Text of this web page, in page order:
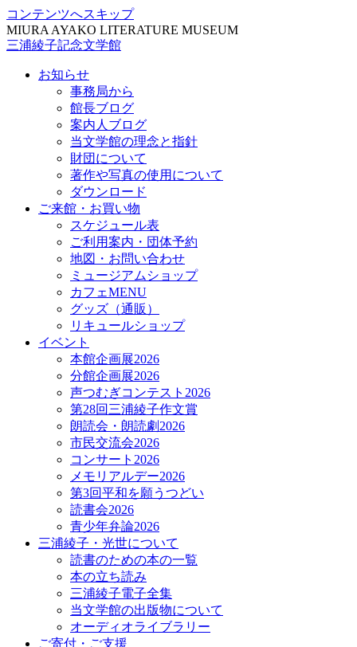
コンテンツへスキップ
MIURA AYAKO LITERATURE MUSEUM
三浦綾子記念文学館
お知らせ
事務局から
館長ブログ
案内人ブログ
当文学館の理念と指針
財団について
著作や写真の使用について
ダウンロード
ご来館・お買い物
スケジュール表
ご利用案内・団体予約
地図・お問い合わせ
ミュージアムショップ
カフェMENU
グッズ（通販）
リキュールショップ
イベント
本館企画展2026
分館企画展2026
声つむぎコンテスト2026
第28回三浦綾子作文賞
朗読会・朗読劇2026
市民交流会2026
コンサート2026
メモリアルデー2026
第3回平和を願うつどい
読書会2026
青少年弁論2026
三浦綾子・光世について
読書のための本の一覧
本の立ち読み
三浦綾子電子全集
当文学館の出版物について
オーディオライブラリー
ご寄付・ご支援